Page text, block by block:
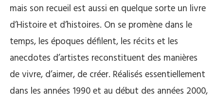
mais son recueil est aussi en quelque sorte un livre
d’Histoire et d’histoires. On se promène dans le
temps, les époques défilent, les récits et les
anecdotes d’artistes reconstituent des manières
de vivre, d’aimer, de créer. Réalisés essentiellement
dans les années 1990 et au début des années 2000,